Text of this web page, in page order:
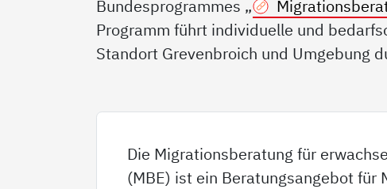
Bundesprogrammes „
Programm führt individuelle und
Standort Grevenbroich und Umgebung
Die Migrationsberatung für
(MBE) ist ein Beratungsangebot für